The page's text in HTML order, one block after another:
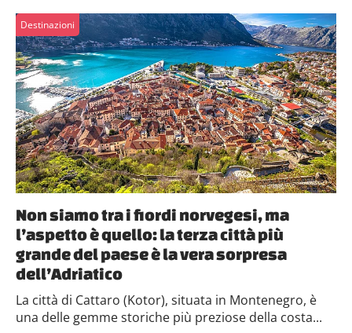
Destinazioni
Non siamo tra i fiordi norvegesi, ma
l’aspetto è quello: la terza città più
grande del paese è la vera sorpresa
dell’Adriatico
La città di Cattaro (Kotor), situata in Montenegro, è
una delle gemme storiche più preziose della costa...